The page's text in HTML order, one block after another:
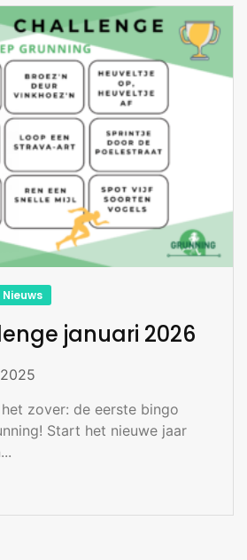
Nieuws
januari 2026
zover: de eerste bingo
Start het nieuwe jaar